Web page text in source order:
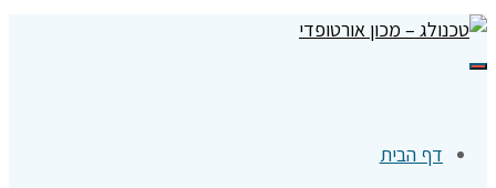
תפריט
דף הבית